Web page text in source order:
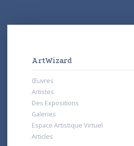
ArtWizard
Œuvres
Artistes
Des Expositions
Galeries
Espace Artistique Virtuel
Articles